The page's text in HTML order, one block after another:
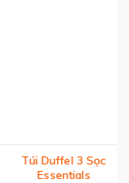
Túi Duffel 3 Sọc
Essentials